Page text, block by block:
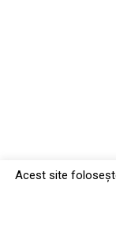
Acest site